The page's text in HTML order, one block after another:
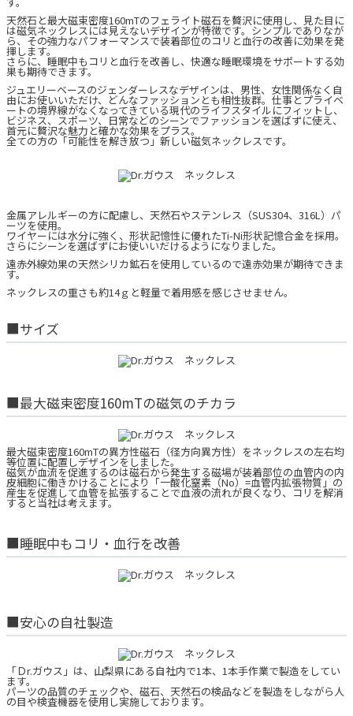
天然石と最大磁束密度160mTのフェライト磁石を贅沢に使用し、見た目に
は磁気ネックレスには見えないデザインが特徴です。シンプルでありなが
ら、その強力なパフォーマンスで装着部位のコリと血行の改善に効果を発
揮します。
さらに、睡眠中もコリと血行を改善し、快適な睡眠環境をサポートする効
果も期待できます。
ジュエリーベースのジェンダーレスなデザインは、男性、女性関係なく自
由にお使いいただけ、どんなファッションとも相性抜群。仕事とプライベ
ートの境界線がなくなってきている現代のライフスタイルにフィットし、
ビジネス、スポーツ、日常などのシーンでファッションを選ばずに使え、
首元に贅沢な魅力と確かな効果をプラス。
全ての方の「可能性を解き放つ」新しい磁気ネックレスです。
金属アレルギーの方に配慮し、天然石やステンレス（SUS304、316L）パ
ーツを使用。
ワイヤーには水分に強く、形状記憶性に優れたTi-Ni形状記憶合金を採用。
さらにシーンを選ばずにお使いいだけるようになりました。
遠赤外線効果の天然シリカ鉱石を使用しているので遠赤効果が期待できま
す。
ネックレスの重さも約14ｇと軽量で着用感を感じさせません。
■サイズ
■最大磁束密度160mTの磁気のチカラ
最大磁束密度160mTの異方性磁石（径方向異方性）をネックレスの左右均
等位置に配置しデザインをしました。
磁気が血流を促進するのは磁石から発生する磁場が装着部位の血管内の内
皮細胞に働きかけることにより「一酸化窒素（No）=血管内拡張物質」の
産生を促進して血管を拡張することで血液の流れが良くなり、コリを解消
すると当社は考えます。
■睡眠中もコリ・血行を改善
■安心の自社製造
「Ｄr.ガウス」は、山梨県にある自社内で1本、1本手作業で製造をしてい
ます。
パーツの品質のチェックや、磁石、天然石の検品などを製造をしながら人
の目や検査機器を使用し実施しております。